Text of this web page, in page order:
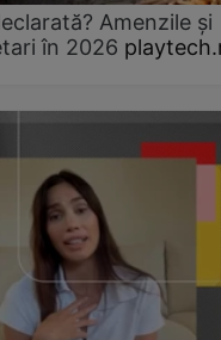
Amenzile și
în 2026